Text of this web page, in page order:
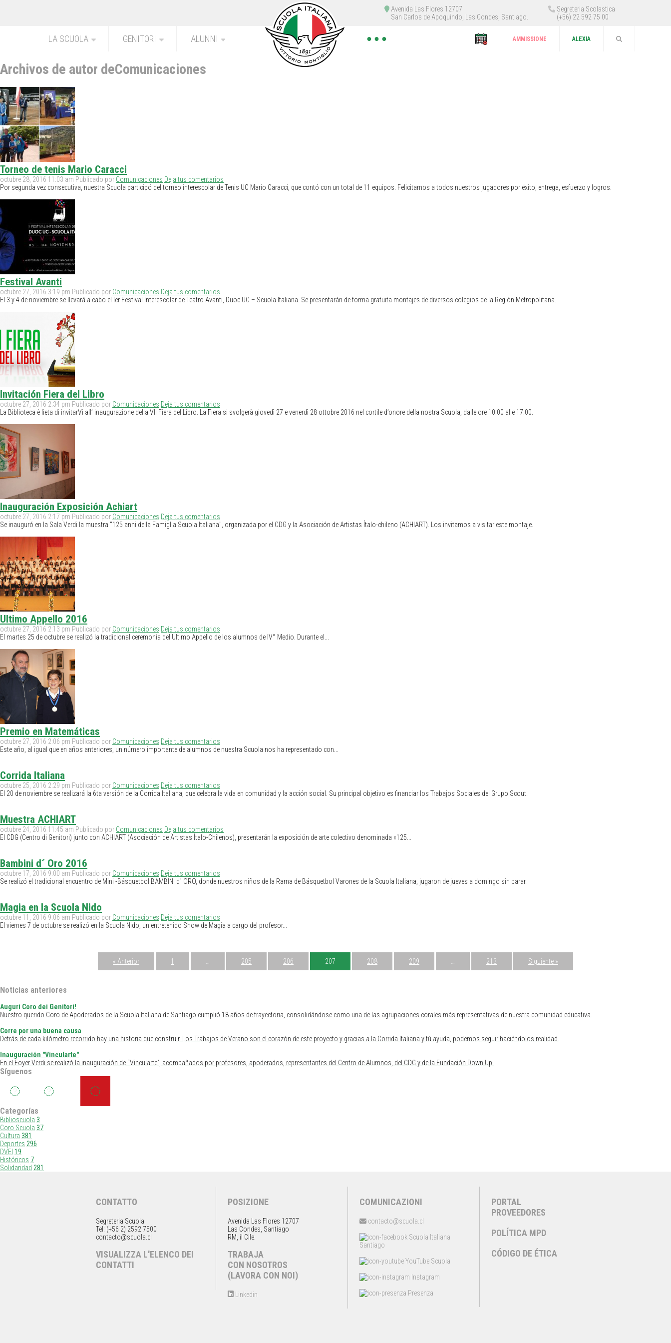
Segreteria Scolastica
(+56) 22 592 75 00
Avenida Las Flores 12707
San Carlos de Apoquindo, Las Condes, Santiago.
LA SCUOLA GENITORI ALUNNI ● ● ● ALEXIA
AMMISSIONE
Archivos de autor deComunicaciones
Torneo de tenis Mario Caracci
octubre 28, 2016 11:03 am Publicado por Comunicaciones Deja tus comentarios
Por segunda vez consecutiva, nuestra Scuola participó del torneo interescolar de Tenis UC Mario Caracci, que contó con un total de 11 equipos. Felicitamos a todos nuestros jugadores por éxito, entrega, esfuerzo y logros.
Festival Avanti
octubre 27, 2016 3:19 pm Publicado por Comunicaciones Deja tus comentarios
El 3 y 4 de noviembre se llevará a cabo el Ier Festival Interescolar de Teatro Avanti, Duoc UC – Scuola Italiana. Se presentarán de forma gratuita montajes de diversos colegios de la Región Metropolitana.
Invitación Fiera del Libro
octubre 27, 2016 2:34 pm Publicado por Comunicaciones Deja tus comentarios
La Biblioteca è lieta di invitarVi all’ inaugurazione della VII Fiera del Libro. La Fiera si svolgerà giovedì 27 e venerdì 28 ottobre 2016 nel cortile d’onore della nostra Scuola, dalle ore 10:00 alle 17:00.
Inauguración Exposición Achiart
octubre 27, 2016 2:17 pm Publicado por Comunicaciones Deja tus comentarios
Se inauguró en la Sala Verdi la muestra "125 anni della Famiglia Scuola Italiana", organizada por el CDG y la Asociación de Artistas Ítalo-chileno (ACHIART). Los invitamos a visitar este montaje.
Ultimo Appello 2016
octubre 27, 2016 2:13 pm Publicado por Comunicaciones Deja tus comentarios
El martes 25 de octubre se realizó la tradicional ceremonia del Ultimo Appello de los alumnos de IV° Medio. Durante el...
Premio en Matemáticas
octubre 27, 2016 2:06 pm Publicado por Comunicaciones Deja tus comentarios
Este año, al igual que en años anteriores, un número importante de alumnos de nuestra Scuola nos ha representado con...
Corrida Italiana
octubre 25, 2016 2:29 pm Publicado por Comunicaciones Deja tus comentarios
El 20 de noviembre se realizará la 6ta versión de la Corrida Italiana, que celebra la vida en comunidad y la acción social. Su principal objetivo es financiar los Trabajos Sociales del Grupo Scout.
Muestra ACHIART
octubre 24, 2016 11:45 am Publicado por Comunicaciones Deja tus comentarios
El CDG (Centro di Genitori) junto con ACHIART (Asociación de Artistas Ítalo-Chilenos), presentarán la exposición de arte colectivo denominada «125...
Bambini d´ Oro 2016
octubre 17, 2016 9:00 am Publicado por Comunicaciones Deja tus comentarios
Se realizó el tradicional encuentro de Mini -Básquetbol BAMBINI d´ ORO, donde nuestros niños de la Rama de Básquetbol Varones de la Scuola Italiana, jugaron de jueves a domingo sin parar.
Magia en la Scuola Nido
octubre 11, 2016 9:06 am Publicado por Comunicaciones Deja tus comentarios
El viernes 7 de octubre se realizó en la Scuola Nido, un entretenido Show de Magia a cargo del profesor...
« Anterior 1 205 206 207 208 209 213 Siguiente »
Noticias anteriores
Auguri Coro dei Genitori!
Nuestro querido Coro de Apoderados de la Scuola Italiana de Santiago cumplió 18 años de trayectoria, consolidándose como una de las agrupaciones corales más representativas de nuestra comunidad educativa.
Corre por una buena causa
Detrás de cada kilómetro recorrido hay una historia que construir. Los Trabajos de Verano son el corazón de este proyecto y gracias a la Corrida Italiana y tú ayuda, podemos seguir haciéndolos realidad.
Inauguración "Vincularte"
En el Foyer Verdi se realizó la inauguración de “Vincularte”, acompañados por profesores, apoderados, representantes del Centro de Alumnos, del CDG y de la Fundación Down Up.
Síguenos
Categorías
Biblioscuola 3
Coro Scuola 37
Cultura 381
Deportes 296
DVEI 19
Históricos 7
Solidaridad 281
CONTATTO
Segreteria Scuola
Tel: (+56 2) 2592 7500
contacto@scuola.cl
VISUALIZZA L'ELENCO DEI
CONTATTI
POSIZIONE
Avenida Las Flores 12707
Las Condes, Santiago
RM, il Cile.
TRABAJA
CON NOSOTROS
(LAVORA CON NOI)
Linkedin
COMUNICAZIONI
contacto@scuola.cl
Scuola Italiana
Santiago
YouTube Scuola
Instagram
Presenza
PORTAL
PROVEEDORES
POLÍTICA MPD
CÓDIGO DE ÉTICA